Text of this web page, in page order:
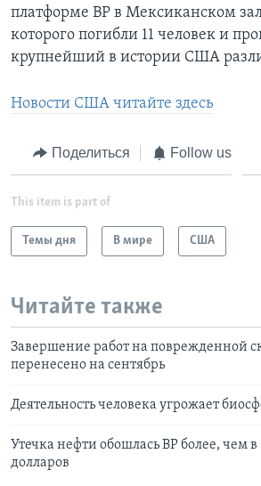
платформе ВР в Мексиканском
которого погибли 11 человек и
крупнейший в истории США
Новости США читайте здесь
Поделиться Follow us
This item is part of
Темы дня В мире США
Читайте также
Завершение работ на поврежденной
перенесено на сентябрь
Деятельность человека угрожает
Утечка нефти обошлась ВР более, чем
долларов